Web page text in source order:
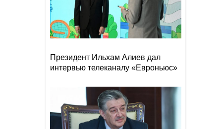
Президент Ильхам Алиев дал
интервью телеканалу «Евроньюс»